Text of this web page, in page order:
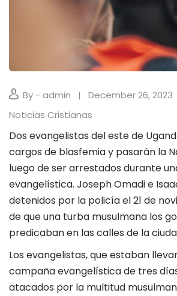
By - admin
December 26, 2023
Noticias Cristianas
Dos evangelistas del este de
cargos de blasfemia y pasarán la
luego de ser arrestados durante
evangelística. Joseph Omadi e
detenidos por la policía el 21 de
de que una turba musulmana los
predicaban en las calles de la
Los evangelistas, que estaban
campaña evangelística de tres
atacados por la multitud